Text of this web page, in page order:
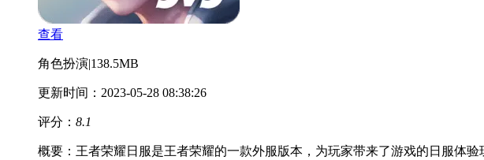
查看
角色扮演|138.5MB
更新时间：2023-05-28 08:38:26
评分： 8.1
概要： 王者荣耀日服是王者荣耀的一款外服版本，为玩家带来了游戏的日服体